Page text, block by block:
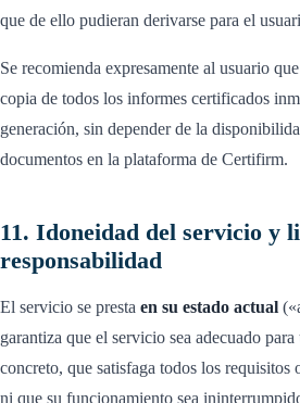
que de ello pudieran derivarse para el
Se recomienda expresamente al usuario
copia de todos los informes certificados
generación, sin depender de la
documentos en la plataforma de Certifirm.
11. Idoneidad del servicio y
responsabilidad
El servicio se presta en su estado actual
garantiza que el servicio sea adecuado
concreto, que satisfaga todos los requisitos
ni que su funcionamiento sea